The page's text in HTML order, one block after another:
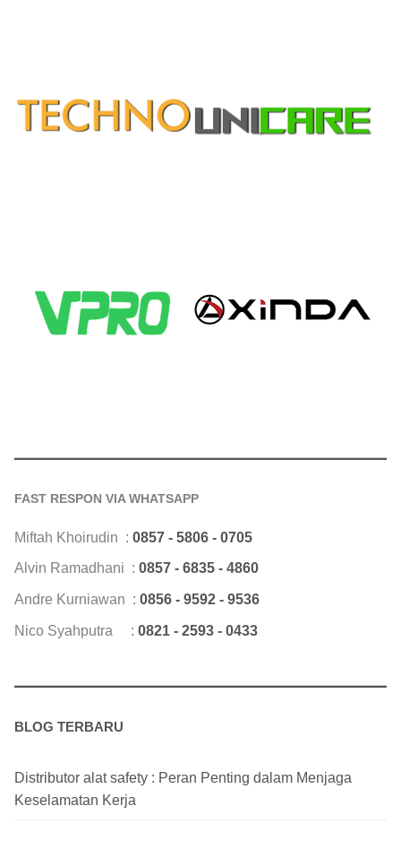
FAST RESPON VIA WHATSAPP
Miftah Khoirudin : 0857 - 5806 - 0705
Alvin Ramadhani : 0857 - 6835 - 4860
Andre Kurniawan : 0856 - 9592 - 9536
Nico Syahputra : 0821 - 2593 - 0433
BLOG TERBARU
Distributor alat safety : Peran Penting dalam Menjaga
Keselamatan Kerja